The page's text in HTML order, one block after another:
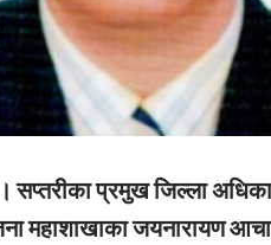
सप्तरीका प्रमुख जिल्ला
महाशाखाका जयनारायण